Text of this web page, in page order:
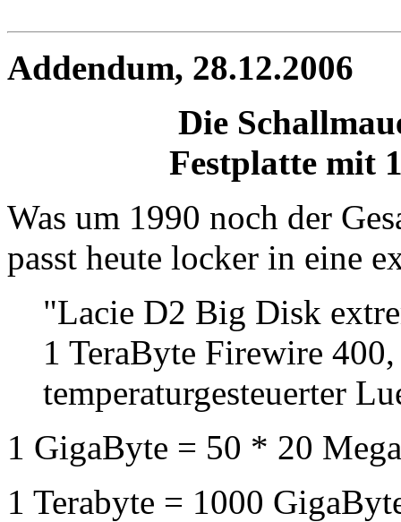
Addendum, 28.12.2006
Die
Festplatte mit
Was um 1990 noch der
passt heute locker in eine
"Lacie D2 Big Disk
1 TeraByte Firewire
temperaturgesteuerter
1 GigaByte = 50 * 20
1 Terabyte = 1000